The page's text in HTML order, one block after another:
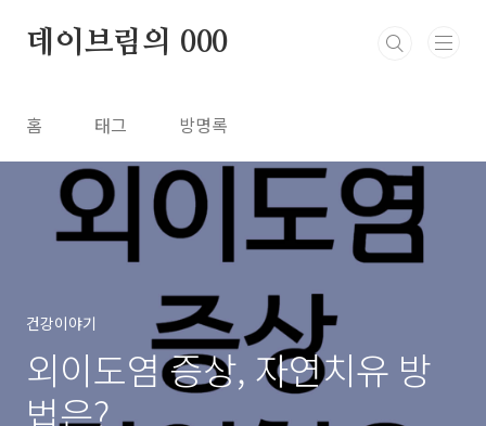
데이브림의 000
홈 태그 방명록
건강이야기
외이도염 증상, 자연치유 방
법은?